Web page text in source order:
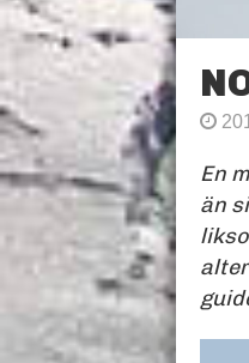
En
än